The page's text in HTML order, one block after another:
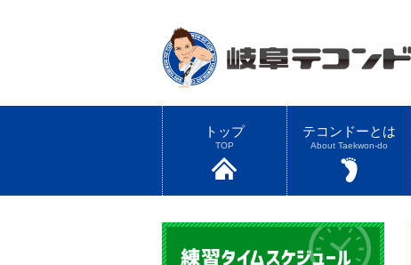
トップ
TOP
テコンドーとは
About Taekwon-do